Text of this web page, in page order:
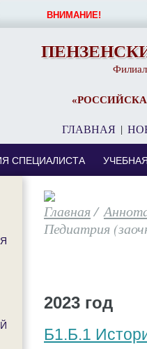
ВНИМАНИЕ!
ГЛАВНАЯ |
СПЕЦИАЛИСТА
/
Педиатрия
2023 год
Б1.Б.1